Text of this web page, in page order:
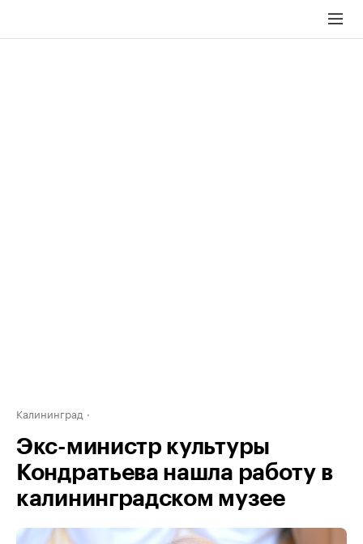
Калининград
Экс-министр культуры
Кондратьева нашла работу в
калининградском музее